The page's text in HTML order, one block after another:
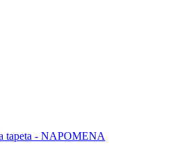
tapeta - NAPOMENA